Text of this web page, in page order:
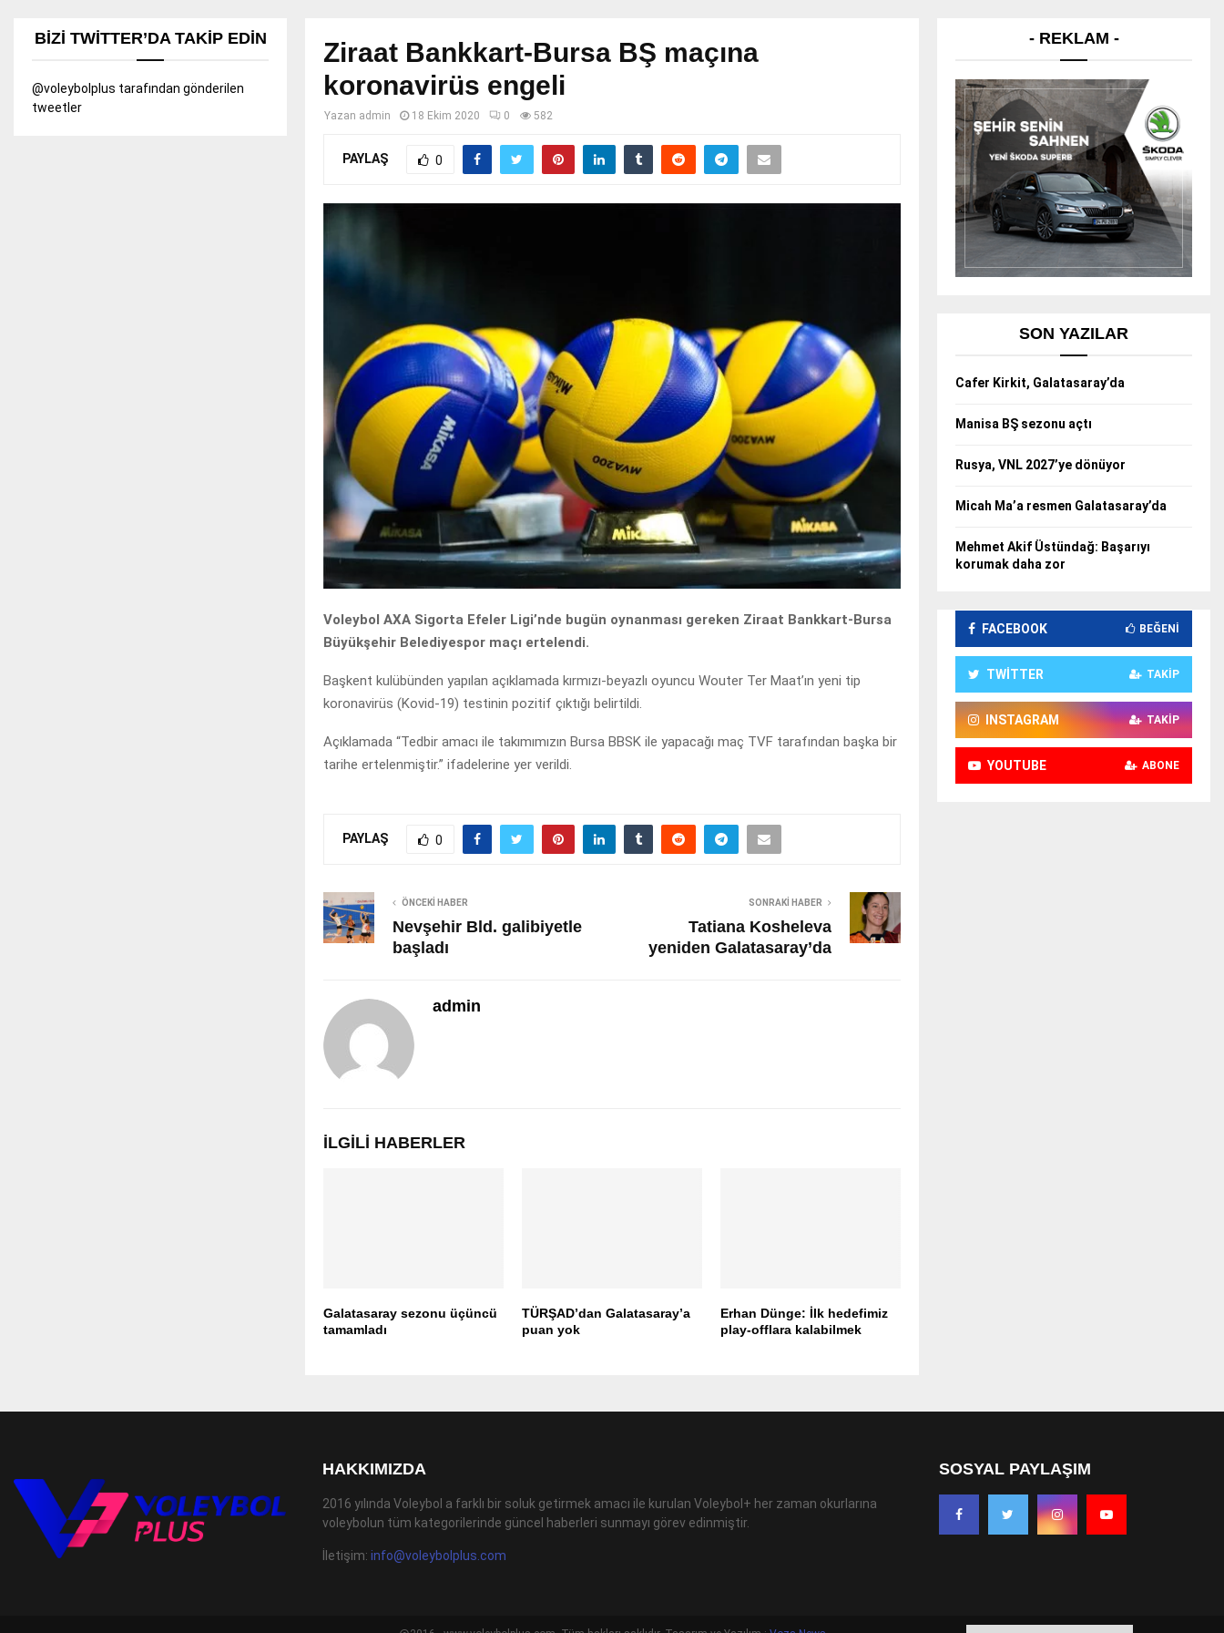
Ziraat Bankkart-Bursa BŞ maçına
koronavirüs engeli
Yazan admin 18 Ekim 2020 0 582
PAYLAŞ 0
Voleybol AXA Sigorta Efeler Ligi’nde bugün oynanması gereken Ziraat Bankkart-Bursa
Büyükşehir Belediyespor maçı ertelendi.
Başkent kulübünden yapılan açıklamada kırmızı-beyazlı oyuncu Wouter Ter Maat’ın yeni tip
koronavirüs (Kovid-19) testinin pozitif çıktığı belirtildi.
Açıklamada “Tedbir amacı ile takımımızın Bursa BBSK ile yapacağı maç TVF tarafından başka bir
tarihe ertelenmiştir.” ifadelerine yer verildi.
PAYLAŞ 0
ÖNCEKI HABER
Nevşehir Bld. galibiyetle
başladı
SONRAKI HABER
Tatiana Kosheleva
yeniden Galatasaray’da
admin
İLGILI HABERLER
Galatasaray sezonu üçüncü
tamamladı
TÜRŞAD’dan Galatasaray’a
puan yok
Erhan Dünge: İlk hedefimiz
play-offlara kalabilmek
BIZI TWITTER’DA TAKIP EDIN
@voleybolplus tarafından gönderilen
tweetler
- REKLAM -
SON YAZILAR
Cafer Kirkit, Galatasaray’da
Manisa BŞ sezonu açtı
Rusya, VNL 2027’ye dönüyor
Micah Ma’a resmen Galatasaray’da
Mehmet Akif Üstündağ: Başarıyı
korumak daha zor
FACEBOOK BEĞENI
TWITTER TAKIP
INSTAGRAM TAKIP
YOUTUBE ABONE
HAKKIMIZDA
2016 yılında Voleybol a farklı bir soluk getirmek amacı ile kurulan Voleybol+ her zaman okurlarına
voleybolun tüm kategorilerinde güncel haberleri sunmayı görev edinmiştir.
İletişim: info@voleybolplus.com
SOSYAL PAYLAŞIM